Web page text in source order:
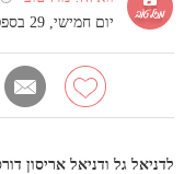
יום חמישי, 29 בספטמבר 2022, 12:04
לדניאל גל ודניאל אריסון